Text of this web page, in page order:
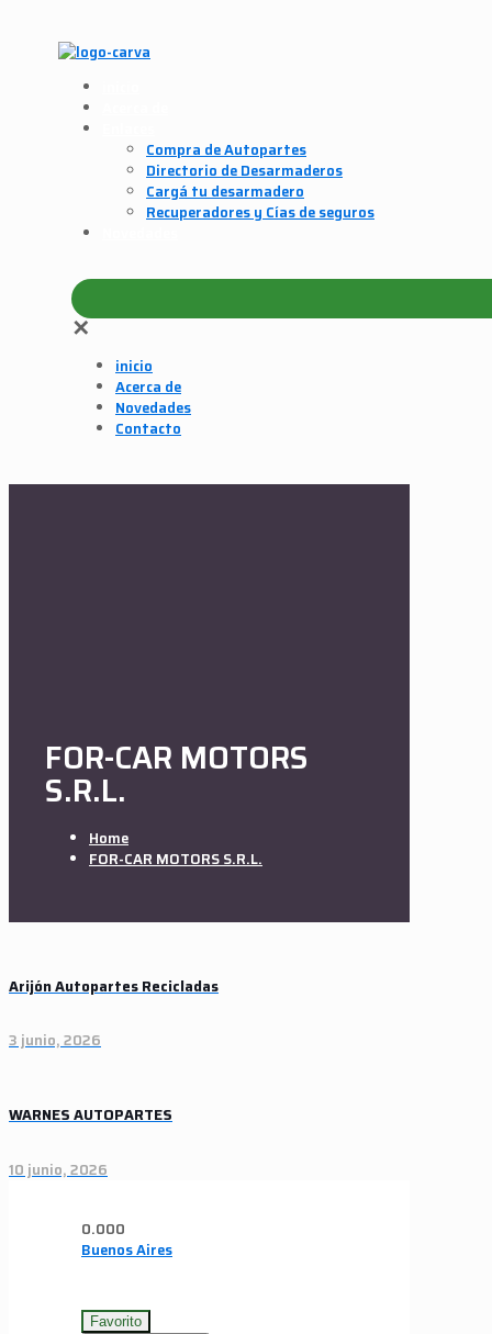
Compra de Autopartes
Directorio de Desarmaderos
Cargá tu desarmadero
Recuperadores y Cías de seguros
✕
inicio
Acerca de
Novedades
Contacto
FOR-CAR MOTORS
S.R.L.
Home
FOR-CAR MOTORS S.R.L.
Arijón Autopartes Recicladas
3 junio, 2026
WARNES AUTOPARTES
10 junio, 2026
0.000
Buenos Aires
Favorito